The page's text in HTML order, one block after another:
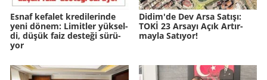
Esnaf ke­fa­let kre­di­le­rin­de
yeni dönem: Li­mit­ler yük­sel­
di, düşük faiz des­te­ği sü­rü­
yor
Didim'de Dev Arsa Sa­tı­şı:
TOKİ 23 Ar­sa­yı Açık Ar­tır­
may­la Sa­tı­yor!